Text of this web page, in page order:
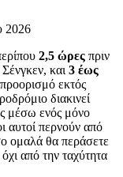
2026
2,5 ώρες πριν
και 3 έως
εκτός
διακινεί
μέσω ενός μόνο
αυτοί περνούν από
ομαλά θα περάσετε
από την ταχύτητα